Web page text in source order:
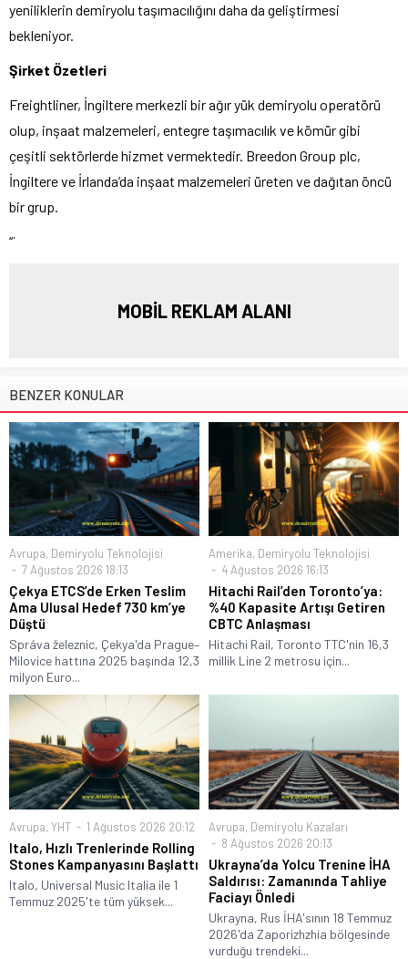
yeniliklerin demiryolu taşımacılığını daha da geliştirmesi
bekleniyor.
Şirket Özetleri
Freightliner, İngiltere merkezli bir ağır yük demiryolu operatörü
olup, inşaat malzemeleri, entegre taşımacılık ve kömür gibi
çeşitli sektörlerde hizmet vermektedir. Breedon Group plc,
İngiltere ve İrlanda’da inşaat malzemeleri üreten ve dağıtan öncü
bir grup.
“`
MOBİL REKLAM ALANI
BENZER KONULAR
Avrupa, Demiryolu Teknolojisi
7 Ağustos 2026 18:13
Çekya ETCS’de Erken Teslim
Ama Ulusal Hedef 730 km’ye
Düştü
Správa železnic, Çekya'da Prague–
Milovice hattına 2025 başında 12,3
milyon Euro...
Amerika, Demiryolu Teknolojisi
4 Ağustos 2026 16:13
Hitachi Rail’den Toronto’ya:
%40 Kapasite Artışı Getiren
CBTC Anlaşması
Hitachi Rail, Toronto TTC'nin 16,3
millik Line 2 metrosu için...
Avrupa, YHT 1 Ağustos 2026 20:12
Italo, Hızlı Trenlerinde Rolling
Stones Kampanyasını Başlattı
Italo, Universal Music Italia ile 1
Temmuz 2025'te tüm yüksek...
Avrupa, Demiryolu Kazaları
8 Ağustos 2026 20:13
Ukrayna’da Yolcu Trenine İHA
Saldırısı: Zamanında Tahliye
Faciayı Önledi
Ukrayna, Rus İHA'sının 18 Temmuz
2026'da Zaporizhzhia bölgesinde
vurduğu trendeki...